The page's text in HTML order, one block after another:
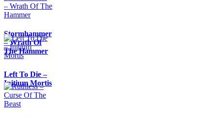
Stormhammer
– Wrath Of
The Hammer
Left To Die –
Initium Mortis